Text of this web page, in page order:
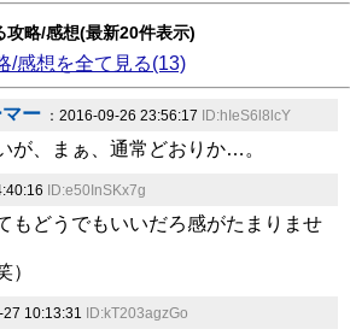
攻略/感想(最新20件表示)
/感想を全て見る(13)
ー ：2016-09-26 23:56:17 ID:hIeS6l8lcY
が、まぁ、通常どおりか…。
ID:e50InSKx7g
もどうでもいいだろ感がたまりませ
）
10:13:31 ID:kT203agzGo